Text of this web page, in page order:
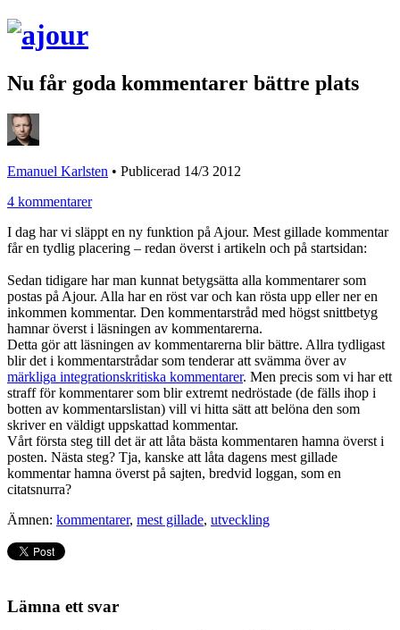
Nu får goda kommentarer bättre plats
Emanuel Karlsten • Publicerad 14/3 2012
4 kommentarer
I dag har vi släppt en ny funktion på Ajour. Mest gillade kommentar
får en tydlig placering – redan överst i artikeln och på startsidan:
Sedan tidigare har man kunnat betygsätta alla kommentarer som
postas på Ajour. Alla har en röst var och kan rösta upp eller ner en
inkommen kommentar. Den kommentarstråd med högst snittbetyg
hamnar överst i läsningen av kommentarerna.
Detta gör att läsningen av kommentarerna blir bättre. Allra tydligast
blir det i kommentarstrådar som tenderar att svämma över av
märkliga integrationskritiska kommentarer. Men precis som vi har ett
straff för kommentarer som blir extremt nedröstade (de fälls ihop i
botten av kommentarslistan) vill vi hitta sätt att belöna den som
skriver en väldigt uppskattad kommentar.
Vårt första steg till det är att låta bästa kommentaren hamna överst i
posten. Nästa steg? Tja, kanske att låta dagens mest gillade
kommentar hamna överst på sajten, bredvid loggan, som en
citatsnurra?
Ämnen: kommentarer, mest gillade, utveckling
Lämna ett svar